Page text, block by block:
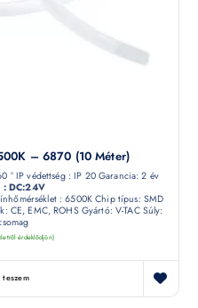
– 6870 (10 Méter)
° IP védettség : IP 20 Garancia: 2 év
: DC:24V
: 6500K Chip típus: SMD
CE, EMC, ROHS Gyártó: V-TAC Súly:
érdeklődjön)
teszem